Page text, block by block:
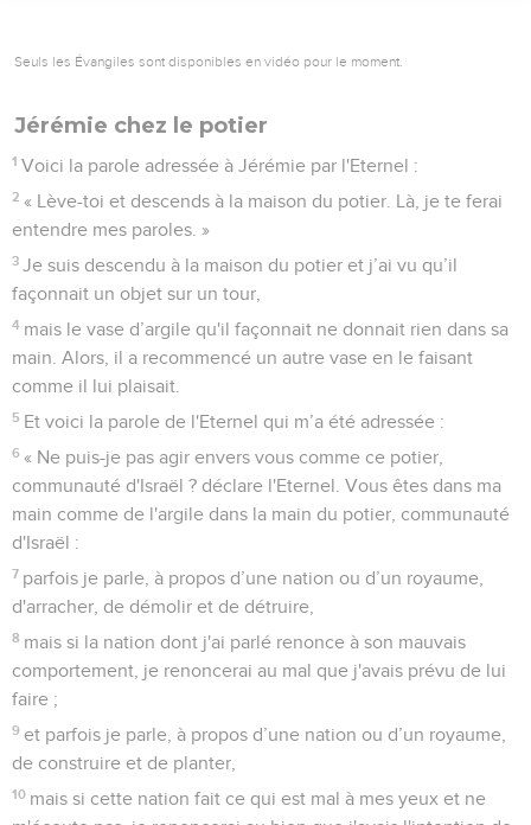
Seuls les Évangiles sont disponibles en vidéo pour le moment.
Jérémie chez le potier
1 Voici la parole adressée à Jérémie par l'Eternel :
2 « Lève-toi et descends à la maison du potier. Là, je te ferai
entendre mes paroles. »
3 Je suis descendu à la maison du potier et j’ai vu qu’il
façonnait un objet sur un tour,
4 mais le vase d’argile qu'il façonnait ne donnait rien dans sa
main. Alors, il a recommencé un autre vase en le faisant
comme il lui plaisait.
5 Et voici la parole de l'Eternel qui m’a été adressée :
6 « Ne puis-je pas agir envers vous comme ce potier,
communauté d'Israël ? déclare l'Eternel. Vous êtes dans ma
main comme de l'argile dans la main du potier, communauté
d'Israël :
7 parfois je parle, à propos d’une nation ou d’un royaume,
d'arracher, de démolir et de détruire,
8 mais si la nation dont j'ai parlé renonce à son mauvais
comportement, je renoncerai au mal que j'avais prévu de lui
faire ;
9 et parfois je parle, à propos d’une nation ou d’un royaume,
de construire et de planter,
10 mais si cette nation fait ce qui est mal à mes yeux et ne